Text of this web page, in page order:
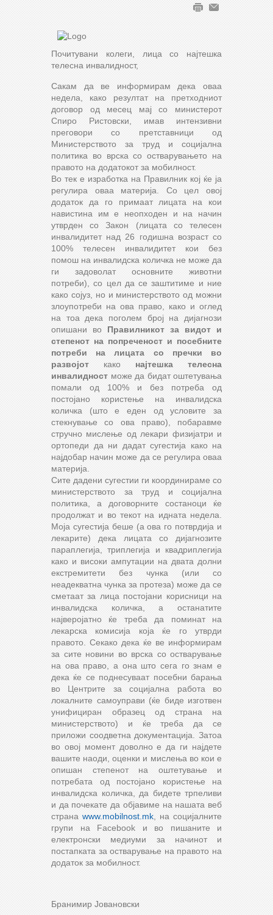
Почитувани колеги, лица со најтешка
телесна инвалидност,
Сакам да ве информирам дека оваа
недела, како резултат на претходниот
договор од месец мај со министерот
Спиро Ристовски, имав интензивни
преговори со претставници од
Министерството за труд и социјална
политика во врска со остварувањето на
правото на додатокот за мобилност.
Во тек е изработка на Правилник кој ќе ја
регулира оваа материја. Со цел овој
додаток да го примаат лицата на кои
навистина им е неопходен и на начин
утврден со Закон (лицата со телесен
инвалидитет над 26 годишна возраст со
100% телесен инвалидитет кои без
помош на инвалидска количка не може да
ги задоволат основните животни
потреби), со цел да се заштитиме и ние
како сојуз, но и министерството од можни
злоупотреби на ова право, како и оглед
на тоа дека поголем број на дијагнози
опишани во Правилникот за видот и
степенот на попреченост и посебните
потреби на лицата со пречки во
развојот како најтешка телесна
инвалидност може да бидат оштетувања
помали од 100% и без потреба од
постојано користење на инвалидска
количка (што е еден од условите за
стекнување со ова право), побаравме
стручно мислење од лекари физијатри и
ортопеди да ни дадат сугестија како на
најдобар начин може да се регулира оваа
материја.
Сите дадени сугестии ги координираме со
министерството за труд и социјална
политика, а договорните состаноци ќе
продолжат и во текот на идната недела.
Моја сугестија беше (а ова го потврдија и
лекарите) дека лицата со дијагнозите
параплегија, триплегија и квадриплегија
како и високи ампутации на двата долни
екстремитети без чунка (или со
неадекватна чунка за протеза) може да се
сметаат за лица постојани корисници на
инвалидска количка, а останатите
најверојатно ќе треба да поминат на
лекарска комисија која ќе го утврди
правото. Секако дека ќе ве информирам
за сите новини во врска со остварување
на ова право, а она што сега го знам е
дека ќе се поднесуваат посебни барања
во Центрите за социјална работа во
локалните самоуправи (ќе биде изготвен
унифициран образец од страна на
министерството) и ќе треба да се
приложи соодветна документација. Затоа
во овој момент доволно е да ги најдете
вашите наоди, оценки и мислења во кои е
опишан степенот на оштетување и
потребата од постојано користење на
инвалидска количка, да бидете трпеливи
и да почекате да објавиме на нашата веб
страна www.mobilnost.mk , на социјалните
групи на Facebook и во пишаните и
електронски медиуми за начинот и
постапката за остварување на правото на
додаток за мобилност.
Бранимир Јовановски